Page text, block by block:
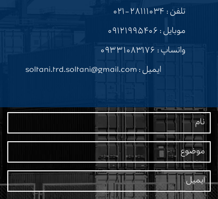
تلفن : ۲۸۱۱۱۰۳۴-۰۲۱
موبایل : ۰۹۱۲۱۹۹۵۴۰۶
واتساپ : ۰۹۳۳۱۰۸۳۱۷۶
ایمیل : soltani.trd.soltani@gmail.com